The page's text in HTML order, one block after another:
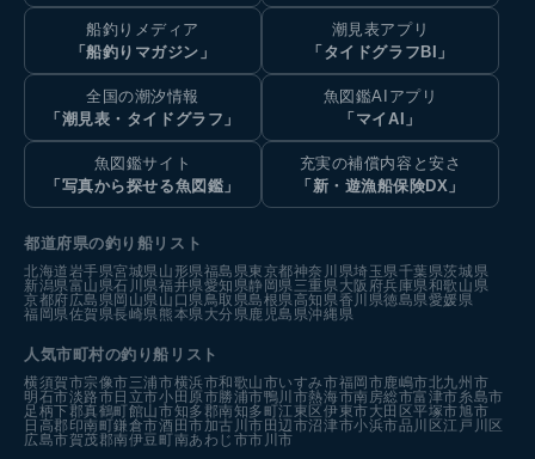
船釣りメディア
「船釣りマガジン」
潮見表アプリ
「タイドグラフBI」
全国の潮汐情報
「潮見表・タイドグラフ」
魚図鑑AIアプリ
「マイAI」
魚図鑑サイト
「写真から探せる魚図鑑」
充実の補償内容と安さ
「新・遊漁船保険DX」
都道府県の釣り船リスト
北海道 岩手県宮城県 山形県福島県東京都神奈川県埼玉県千葉県茨城県
新潟県富山県石川県福井県愛知県静岡県 三重県 大阪府兵庫県和歌山県
京都府広島県岡山県 山口県 鳥取県島根県高知県香川県徳島県愛媛県
福岡県佐賀県長崎県 熊本県 大分県 鹿児島県沖縄県
人気市町村の釣り船リスト
横須賀市宗像市三浦市横浜市和歌山市いすみ市福岡市鹿嶋市北九州市
明石市淡路市日立市小田原市勝浦市鴨川市熱海市南房総市富津市糸島市
足柄下郡真鶴町館山市知多郡南知多町江東区伊東市大田区平塚市旭市
日高郡印南町鎌倉市酒田市加古川市田辺市沼津市小浜市品川区江戸川区
広島市賀茂郡南伊豆町南あわじ市市川市